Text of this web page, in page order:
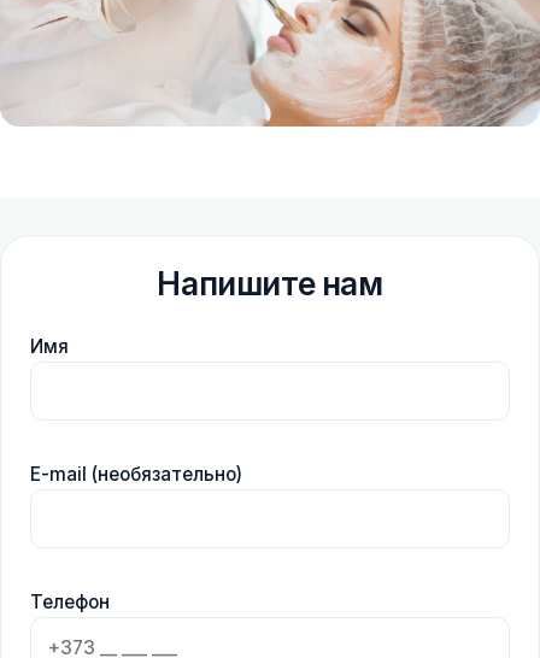
Напишите нам
Имя
E-mail (необязательно)
Телефон